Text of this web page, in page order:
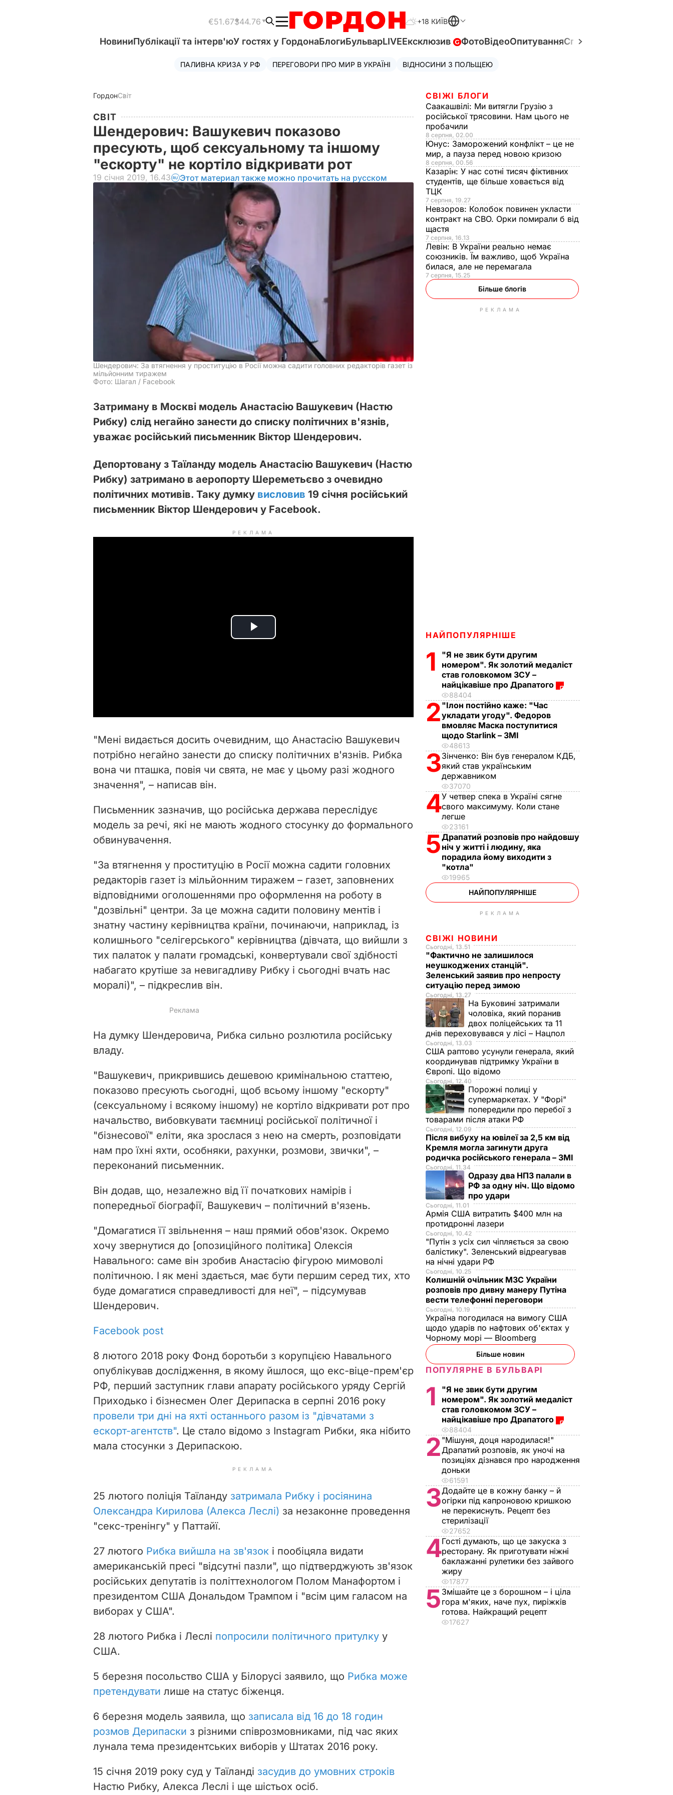
€51.67$44.76 +18 КИЇВ
НовиниПублікації та інтерв'юУ гостях у ГордонаБлогиБульварLIVEЕксклюзив ФотоВідеоОпитуванняСпецпроєкти
ПАЛИВНА КРИЗА У РФ ПЕРЕГОВОРИ ПРО МИР В УКРАЇНІ ВІДНОСИНИ З ПОЛЬЩЕЮ
ГордонСвіт
СВІТ
Шендерович: Вашукевич показово
пресують, щоб сексуальному та іншому
"ескорту" не кортіло відкривати рот
19 січня 2019, 16.43 Этот материал также можно прочитать на русском
Шендерович: За втягнення у проституцію в Росії можна садити головних редакторів газет із
мільйонним тиражем
Фото: Шагал / Facebook
Затриману в Москві модель Анастасію Вашукевич (Настю
Рибку) слід негайно занести до списку політичних в'язнів,
уважає російський письменник Віктор Шендерович.
Депортовану з Таїланду модель Анастасію Вашукевич (Настю
Рибку) затримано в аеропорту Шереметьєво з очевидно
політичних мотивів. Таку думку висловив 19 січня російський
письменник Віктор Шендерович у Facebook.
РЕКЛАМА
P
i
d
o
"Мені видається досить очевидним, що Анастасію Вашукевич
потрібно негайно занести до списку політичних в'язнів. Рибка
вона чи пташка, повія чи свята, не має у цьому разі жодного
значення", – написав він.
Письменник зазначив, що російська держава переслідує
модель за речі, які не мають жодного стосунку до формального
обвинувачення.
"За втягнення у проституцію в Росії можна садити головних
редакторів газет із мільйонним тиражем – газет, заповнених
відповідними оголошеннями про оформлення на роботу в
"дозвільні" центри. За це можна садити половину ментів і
знатну частину керівництва країни, починаючи, наприклад, із
колишнього "селігерського" керівництва (дівчата, що вийшли з
тих палаток у палати громадські, конвертували свої здібності
набагато крутіше за невигадливу Рибку і сьогодні вчать нас
моралі)", – підкреслив він.
На думку Шендеровича, Рибка сильно розлютила російську
владу.
"Вашукевич, прикрившись дешевою кримінальною статтею,
показово пресують сьогодні, щоб всьому іншому "ескорту"
(сексуальному і всякому іншому) не кортіло відкривати рот про
начальство, вибовкувати таємниці російської політичної і
"бізнесової" еліти, яка зрослася з нею на смерть, розповідати
нам про їхні яхти, особняки, рахунки, розмови, звички", –
переконаний письменник.
Він додав, що, незалежно від її початкових намірів і
попередньої біографії, Вашукевич – політичний в'язень.
"Домагатися її звільнення – наш прямий обов'язок. Окремо
хочу звернутися до [опозиційного політика] Олексія
Навального: саме він зробив Анастасію фігурою мимоволі
політичною. І як мені здається, має бути першим серед тих, хто
буде домагатися справедливості для неї", – підсумував
Шендерович.
Facebook post
8 лютого 2018 року Фонд боротьби з корупцією Навального
опублікував дослідження, в якому йшлося, що екс-віце-прем'єр
РФ, перший заступник глави апарату російського уряду Сергій
Приходько і бізнесмен Олег Дерипаска в серпні 2016 року
провели три дні на яхті останнього разом із "дівчатами з
ескорт-агентств". Це стало відомо з Instagram Рибки, яка нібито
мала стосунки з Дерипаскою.
РЕКЛАМА
25 лютого поліція Таїланду затримала Рибку і росіянина
Олександра Кирилова (Алекса Леслі) за незаконне проведення
"секс-тренінгу" у Паттайї.
27 лютого Рибка вийшла на зв'язок і пообіцяла видати
американській пресі "відсутні пазли", що підтверджують зв'язок
російських депутатів із політтехнологом Полом Манафортом і
президентом США Дональдом Трампом і "всім цим галасом на
виборах у США".
28 лютого Рибка і Леслі попросили політичного притулку у
США.
5 березня посольство США у Білорусі заявило, що Рибка може
претендувати лише на статус біженця.
6 березня модель заявила, що записала від 16 до 18 годин
розмов Дерипаски з різними співрозмовниками, під час яких
лунала тема президентських виборів у Штатах 2016 року.
15 січня 2019 року суд у Таїланді засудив до умовних строків
Настю Рибку, Алекса Леслі і ще шістьох осіб.
СВІЖІ БЛОГИ
Саакашвілі: Ми витягли Грузію з
російської трясовини. Нам цього не
пробачили
8 серпня, 02.00
Юнус: Заморожений конфлікт – це не
мир, а пауза перед новою кризою
8 серпня, 00.56
Казарін: У нас сотні тисяч фіктивних
студентів, ще більше ховається від
ТЦК
7 серпня, 19.27
Невзоров: Колобок повинен укласти
контракт на СВО. Орки помирали б від
щастя
7 серпня, 16.13
Левін: В України реально немає
союзників. Їм важливо, щоб Україна
билася, але не перемагала
7 серпня, 15.25
Більше блогів
РЕКЛАМА
НАЙПОПУЛЯРНІШЕ
1
"Я не звик бути другим
номером". Як золотий медаліст
став головкомом ЗСУ –
найцікавіше про Драпатого
88404
2 "Ілон постійно каже: "Час
укладати угоду". Федоров
вмовляє Маска поступитися
щодо Starlink – ЗМІ
48613
3Зінченко: Він був генералом КДБ,
який став українським
державником
37070
4У четвер спека в Україні сягне
свого максимуму. Коли стане
легше
23161
5Драпатий розповів про найдовшу
ніч у житті і людину, яка
порадила йому виходити з
"котла"
19965
НАЙПОПУЛЯРНІШЕ
РЕКЛАМА
СВІЖІ НОВИНИ
Сьогодні, 13.51
"Фактично не залишилося
неушкоджених станцій".
Зеленський заявив про непросту
ситуацію перед зимою
Сьогодні, 13.27
На Буковині затримали
чоловіка, який поранив
двох поліцейських та 11
днів переховувався у лісі – Нацпол
Сьогодні, 13.03
США раптово усунули генерала, який
координував підтримку України в
Європі. Що відомо
Сьогодні, 12.40
Порожні полиці у
супермаркетах. У "Форі"
попередили про перебої з
товарами після атаки РФ
Сьогодні, 12.09
Після вибуху на ювілеї за 2,5 км від
Кремля могла загинути друга
родичка російського генерала – ЗМІ
Сьогодні, 11.34
Одразу два НПЗ палали в
РФ за одну ніч. Що відомо
про удари
Сьогодні, 11.01
Армія США витратить $400 млн на
протидронні лазери
Сьогодні, 10.42
"Путін з усіх сил чіпляється за свою
балістику". Зеленський відреагував
на нічні удари РФ
Сьогодні, 10.25
Колишній очільник МЗС України
розповів про дивну манеру Путіна
вести телефонні переговори
Сьогодні, 10.19
Україна погодилася на вимогу США
щодо ударів по нафтових об'єктах у
Чорному морі — Bloomberg
Більше новин
ПОПУЛЯРНЕ В БУЛЬВАРІ
1
"Я не звик бути другим
номером". Як золотий медаліст
став головкомом ЗСУ –
найцікавіше про Драпатого
88404
2 "Мішуня, доця народилася!"
Драпатий розповів, як уночі на
позиціях дізнався про народження
доньки
61591
3Додайте це в кожну банку – й
огірки під капроновою кришкою
не перекиснуть. Рецепт без
стерилізації
27652
4Гості думають, що це закуска з
ресторану. Як приготувати ніжні
баклажанні рулетики без зайвого
жиру
17877
5 Змішайте це з борошном – і ціла
гора м'яких, наче пух, пиріжків
готова. Найкращий рецепт
17627